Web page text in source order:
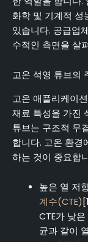
화학 및 기계적 성
있습니다. 공급업
수적인 측면을 살
고온 석영 튜브의
고온 애플리케이
재료 특성을 가진
튜브는 구조적 무
합니다. 고온 환경
하는 것이 중요합
높은 열 저
계수(CTE)
CTE가 낮
균과 같이